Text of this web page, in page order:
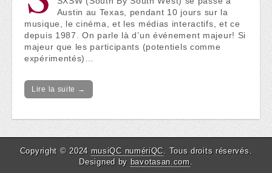
Austin au Texas, pendant 10 jours sur la
musique, le cinéma, et les médias interactifs, et ce
depuis 1987. On parle là d’un événement majeur! Si
majeur que les participants (potentiels comme
expérimentés)…
Lire la suite →
Copyright © 2024 musiQC numériQC. Tous droits réservés.
Designed by bavotasan.com.